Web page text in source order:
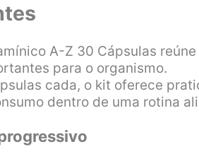
A-Z 30 Cápsulas
para o organismo.
cada, o kit oferece
dentro de uma rotina